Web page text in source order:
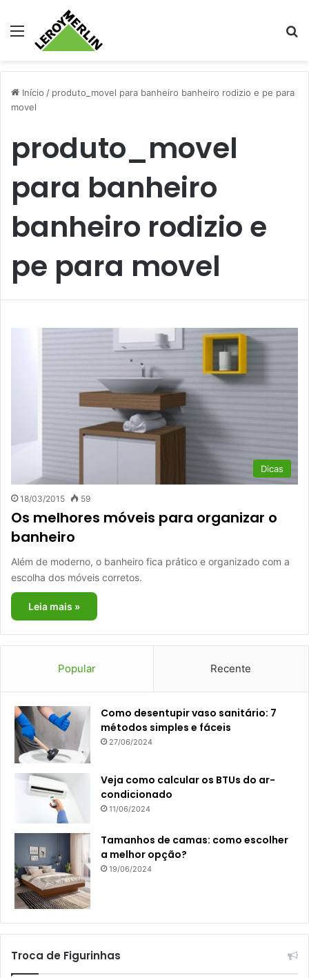
Menu
Início / produto_movel para banheiro banheiro rodizio e pe para
movel
produto_movel
para banheiro
banheiro rodizio e
pe para movel
Dicas
18/03/2015 59
Os melhores móveis para organizar o
banheiro
Além de moderno, o banheiro fica prático e organizado com a
escolha dos móveis corretos.
Leia mais »
Popular Recente
Como desentupir vaso sanitário: 7
métodos simples e fáceis
27/06/2024
Veja como calcular os BTUs do ar-
condicionado
11/06/2024
Tamanhos de camas: como escolher
a melhor opção?
19/06/2024
Troca de Figurinhas